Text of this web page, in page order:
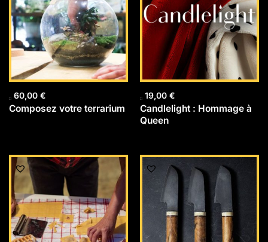
60,00 €
Composez votre terrarium
19,00 €
Candlelight : Hommage à
Queen